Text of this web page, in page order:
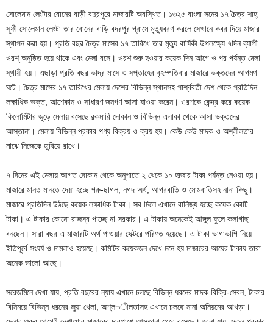
সোলেমান লেংটার বোনের বাড়ী বদুরপুরে মাজারটি অবস্থিত। ১৩২৫ বাংলা সনের ১৭ চৈত্র শাহ্
সূফী সোলেমান লেংটা তার বোনের বাড়ি বদরপুর গ্রামে মৃত্যুবরণ করলে সেখানে কবর দিয়ে মাজার
স্থাপন করা হয়। প্রতি বছর চৈত্র মাসের ১৭ তারিখে তার মৃত্যু বার্ষিকী উপলক্ষ্যে ৭দিন ব্যাপী
ওরশ্ অনুষ্ঠিত হয়ে থাকে এবং মেলা বসে। ওরশ শুরু হওয়ার কয়েক দিন আগে ও পর পর্যন্ত মেলা
স্থায়ী হয়। এছাড়া প্রতি বছর ভাদ্র মাসে ও সপ্তাহের বৃহস্পতিবার মাজারে ভক্তদের আগমণ
ঘটে। চৈত্র মাসের ১৭ তারিখের মেলায় দেশের বিভিন্ন স্থানসহ পার্শ্ববর্তী দেশ থেকে প্রতিদিন
লক্ষাধিক ভক্ত, আশেকান ও সাধারণ জনগণ আসা যাওয়া করেন। ওরশকে কেন্দ্র করে কয়েক
কিলোমিটার জুড়ে মেলায় বসেছে রকমারি দোকান ও বিভিন্ন এলাকা থেকে আসা ভক্তদের
আস্তানা। মেলায় বিভিন্ন প্রকার পণ্য বিক্রয় ও ক্রয় হয়। কেউ কেউ মাদক ও অশ্লীলতার
মাঝে নিজেকে ডুবিয়ে রাখে।
৭ দিনের এই মেলায় আগত দোকান থেকে অনুপাতে ২ থেকে ১০ হাজার টাকা পর্যন্ত নেওয়া হয়।
মাজারে মানত মানতে দেয়া হচ্ছে গরু-ছাগল, নগদ অর্থ, আগরবাতি ও মোমবাতিসহ নানা কিছু।
মাজারে প্রতিদিন উঠছে কয়েক লক্ষাধিক টাকা। সব মিলে এখানে বানিজ্য হচ্ছে কয়েক কোটি
টাকা। এ টাকার কোনো রাজস্ব পাচ্ছে না সরকার। এ টাকায় অনেকেই আঙ্গুল ফুলে কলাগাছ
বনছেন। সারা বছর এ মাজারটি অর্থ পাওয়ার সেক্টরে পরিণত হয়েছে। এ টাকা ভাগাভাগি নিয়ে
ইতিপূর্বে সংঘর্ষ ও মামলাও হয়েছে। কমিটির কয়েকজন দেখে মনে হয় মাজারের আয়ের টাকায় তারা
অনেক ভালো আছে।
সরেজমিনে দেখা যায়, প্রতি বছরের ন্যায় এখানে চলছে বিভিন্ন ধরনের মাদক বিক্রি-সেবন, টাকার
বিনিময়ে বিভিন্ন ধরনের জুয়া খেলা, অশ্ল¬ীলতাসহ এখানে চলছে নানা অনিয়মের আখড়া।